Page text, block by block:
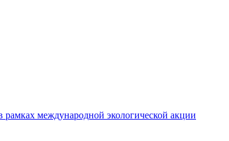
международной экологической акции